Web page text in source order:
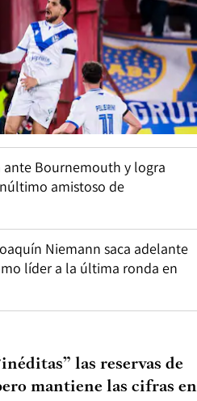
ante Bournemouth y logra
amistoso de
Niemann saca adelante
líder a la última ronda en
las reservas de
mantiene las cifras en